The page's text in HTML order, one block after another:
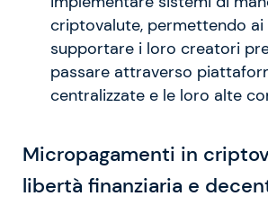
criptovalute, permettendo
supportare i loro creatori
passare attraverso
centralizzate e le loro alte
Micropagamenti in
libertà finanziaria e